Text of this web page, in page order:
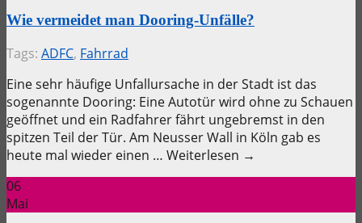
Wie vermeidet man Dooring-Unfälle?
Tags: ADFC, Fahrrad
Eine sehr häufige Unfallursache in der Stadt ist das
sogenannte Dooring: Eine Autotür wird ohne zu Schauen
geöffnet und ein Radfahrer fährt ungebremst in den
spitzen Teil der Tür. Am Neusser Wall in Köln gab es
heute mal wieder einen … Weiterlesen →
06
Mai